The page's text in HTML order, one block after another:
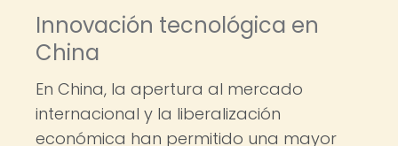
Innovación tecnológica en
China
En China, la apertura al mercado
internacional y la liberalización
económica han permitido una mayor